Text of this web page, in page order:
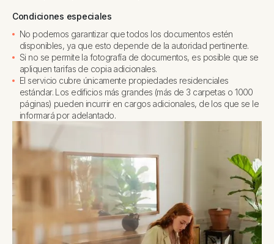
Condiciones especiales
No podemos garantizar que todos los documentos estén
disponibles, ya que esto depende de la autoridad pertinente.
Si no se permite la fotografía de documentos, es posible que se
apliquen tarifas de copia adicionales.
El servicio cubre únicamente propiedades residenciales
estándar. Los edificios más grandes (más de 3 carpetas o 1000
páginas) pueden incurrir en cargos adicionales, de los que se le
informará por adelantado.